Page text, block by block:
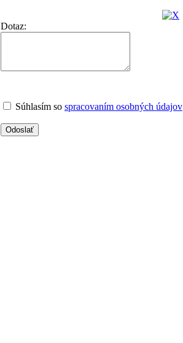
Dotaz:
Súhlasím so spracovaním osobných údajov